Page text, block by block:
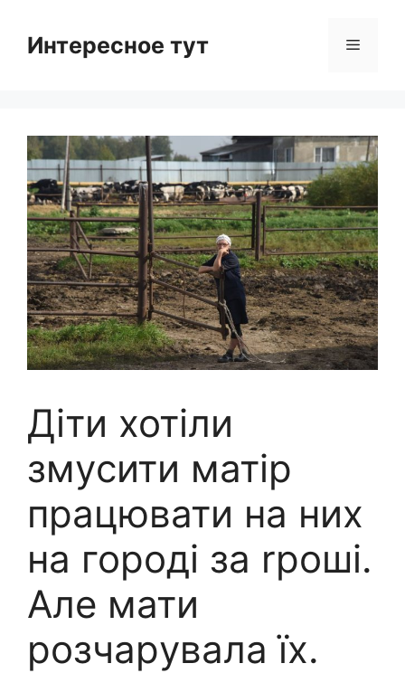
contentИнтересное тут Menu
Діти хотіли
змyсити матір
працювати на них
на городі за rроші.
Але мати
розчарyвала їх.